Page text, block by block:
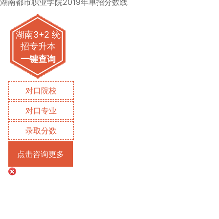
湖南都市职业学院2019年单招分数线
湖南3+2 统
招专升本
一键查询
对口院校
对口专业
录取分数
点击咨询更多